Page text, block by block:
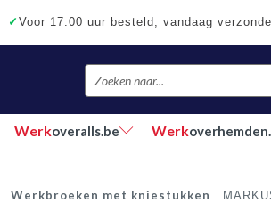
✓ Voor 17:00 uur besteld, vandaag
Werkoveralls.be Werk
Werkbroeken met kniestukken